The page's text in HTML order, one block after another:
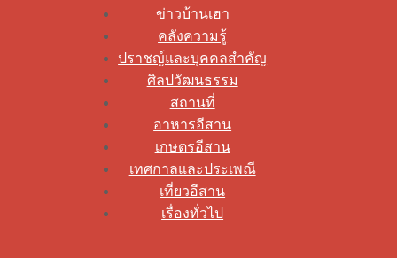
ข่าวบ้านเฮา
คลังความรู้
ปราชญ์และบุคคลสำคัญ
ศิลปวัฒนธรรม
สถานที่
อาหารอีสาน
เกษตรอีสาน
เทศกาลและประเพณี
เที่ยวอีสาน
เรื่องทั่วไป